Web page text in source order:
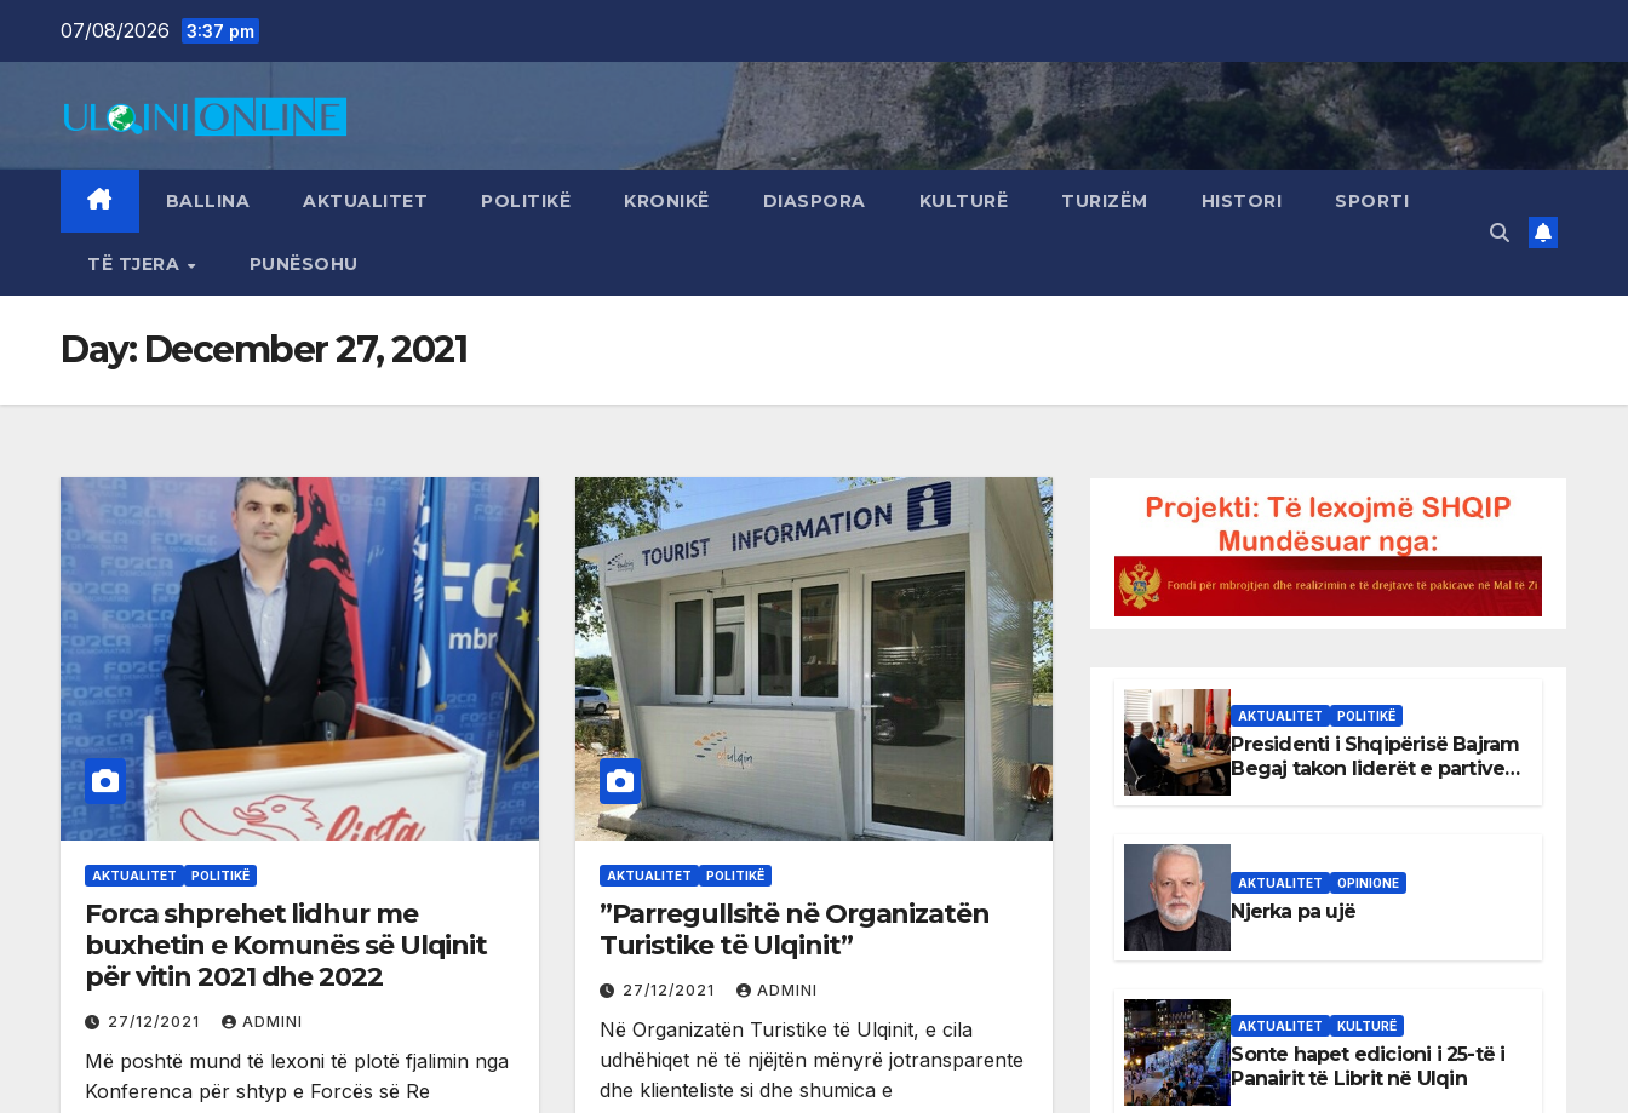
07/08/2026 3:37 pm
BALLINA AKTUALITET POLITIKË KRONIKË DIASPORA KULTURË TURIZËM HISTORI SPORTI
TË TJERA PUNËSOHU
Day: December 27, 2021
AKTUALITET POLITIKË
Forca shprehet lidhur me
buxhetin e Komunës së Ulqinit
për vitin 2021 dhe 2022
27/12/2021 ADMINI
Më poshtë mund të lexoni të plotë fjalimin nga
Konferenca për shtyp e Forcës së Re
AKTUALITET POLITIKË
”Parregullsitë në Organizatën
Turistike të Ulqinit”
27/12/2021 ADMINI
Në Organizatën Turistike të Ulqinit, e cila
udhëhiqet në të njëjtën mënyrë jotransparente
dhe klienteliste si dhe shumica e
AKTUALITET POLITIKË
Presidenti i Shqipërisë Bajram
Begaj takon liderët e partive
AKTUALITET OPINIONE
Njerka pa ujë
AKTUALITET KULTURË
Sonte hapet edicioni i 25-të i
Panairit të Librit në Ulqin